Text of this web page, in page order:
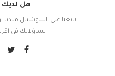
هل لديك
تابعنا على السوشيال ميديا
تساؤلاتك في